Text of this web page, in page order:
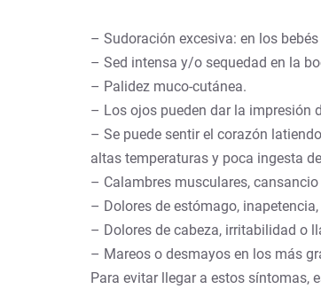
– Sudoración excesiva: en los
– Sed intensa y/o sequedad en la
– Palidez muco-cutánea.
– Los ojos pueden dar la impresión
– Se puede sentir el corazón
altas temperaturas y poca ingesta
– Calambres musculares,
– Dolores de estómago,
– Dolores de cabeza, irritabilidad o
– Mareos o desmayos en los más
Para evitar llegar a estos síntomas,